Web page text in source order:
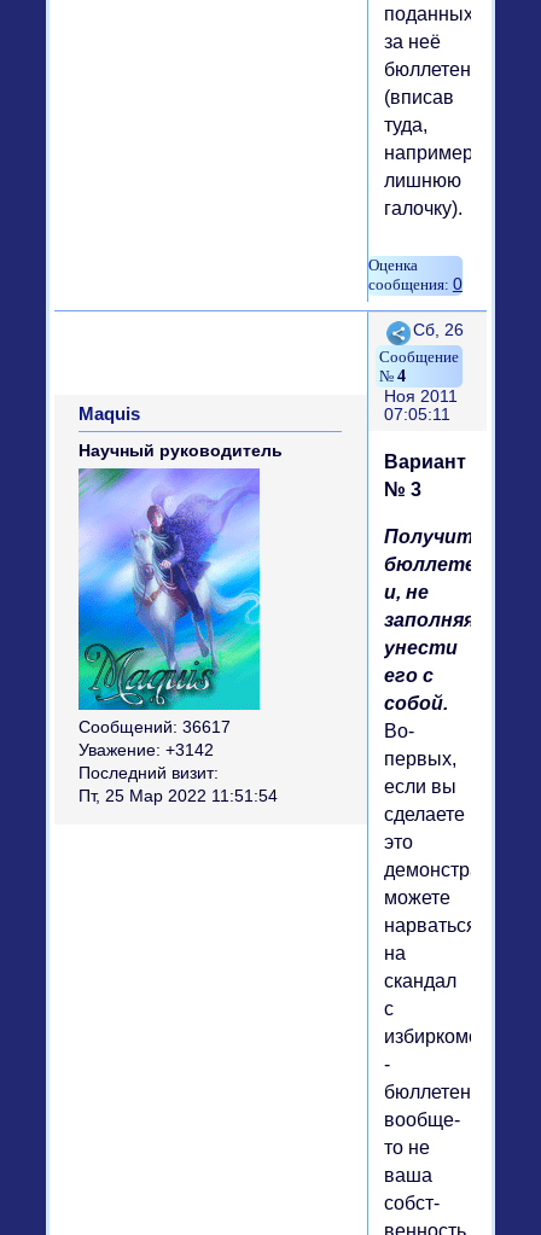
поданных
за неё
бюллетеней
(вписав
туда,
например,
лишнюю
галочку).
0
Поделиться
4
Сб, 26
Ноя 2011
07:05:11
Maquis
Научный руководитель
Сообщений: 36617
Уважение: +3142
Последний визит:
Пт, 25 Мар 2022 11:51:54
Вариант
№ 3
Получить
бюллетень
и, не
заполняя,
унести
его с
собой.
Во-
первых,
если вы
сделаете
это
демонстративно,
можете
нарваться
на
скандал
с
избиркомом
-
бюллетень
вообще-
то не
ваша
собст­
венность,